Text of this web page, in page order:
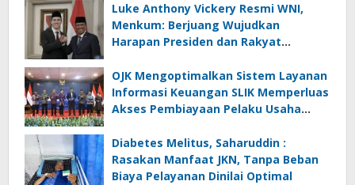
Luke Anthony Vickery Resmi WNI,
Menkum: Berjuang Wujudkan
Harapan Presiden dan Rakyat
OJK Mengoptimalkan Sistem Layanan
Informasi Keuangan SLIK Memperluas
Akses Pembiayaan Pelaku Usaha
Diabetes Melitus, Saharuddin :
Rasakan Manfaat JKN, Tanpa Beban
Biaya Pelayanan Dinilai Optimal